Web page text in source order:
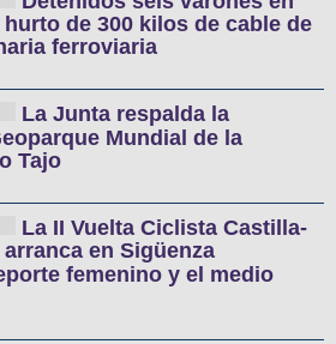
de 300 kilos de cable de
ferroviaria
La Junta respalda la
Mundial de la
Tajo
La II Vuelta Ciclista Castilla-
en Sigüenza
femenino y el medio